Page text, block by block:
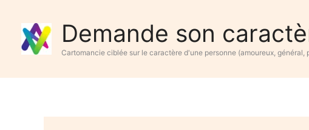
contenu
Demande son
Cartomancie ciblée sur le caractère d'une personne (amoureux, général,